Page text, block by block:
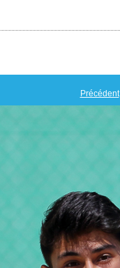
Précédent